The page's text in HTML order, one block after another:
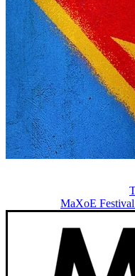
MaXoE